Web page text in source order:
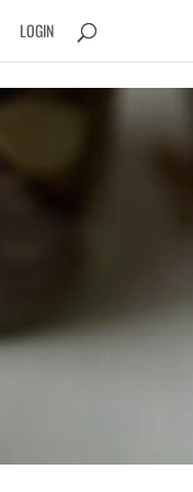
LOGIN